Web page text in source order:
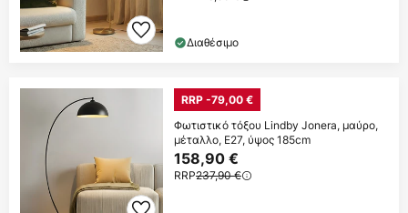
Διαθέσιμο
RRP -79,00 €
Φωτιστικό τόξου Lindby Jonera, μαύρο,
μέταλλο, E27, ύψος 185cm
158,90 €
RRP237,90 €